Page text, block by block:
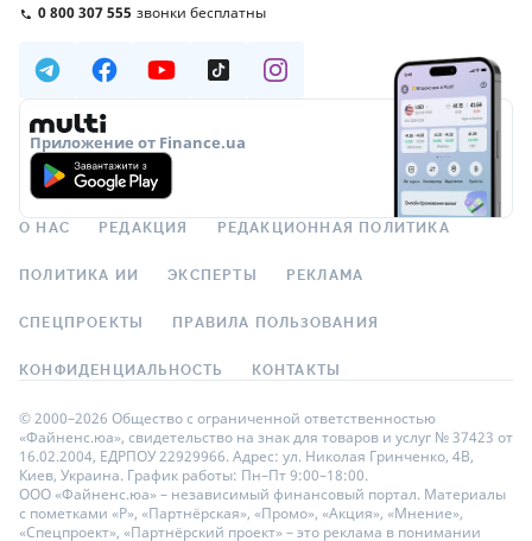
0 800 307 555 звонки бесплатны
Приложение от Finance.ua
О НАС РЕДАКЦИЯ РЕДАКЦИОННАЯ ПОЛИТИКА
ПОЛИТИКА ИИ ЭКСПЕРТЫ РЕКЛАМА
СПЕЦПРОЕКТЫ ПРАВИЛА ПОЛЬЗОВАНИЯ
КОНФИДЕНЦИАЛЬНОСТЬ КОНТАКТЫ
© 2000–2026 Общество с ограниченной ответственностью
«Файненс.юа», свидетельство на знак для товаров и услуг № 37423 от
16.02.2004, ЕДРПОУ 22929966. Адрес: ул. Николая Гринченко, 4В,
Киев, Украина. График работы: Пн–Пт 9:00–18:00.
ООО «Файненс.юа» – независимый финансовый портал. Материалы
с пометками «Р», «Партнёрская», «Промо», «Акция», «Мнение»,
«Спецпроект», «Партнёрский проект» – это реклама в понимании